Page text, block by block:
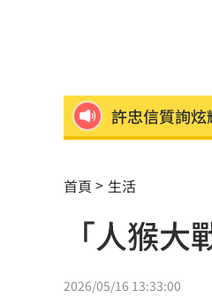
許忠信質詢
連上路都不
Amelie’s
馬斯克喊獨家
首頁 生活
「人猴
2026/05/16 13:33:00